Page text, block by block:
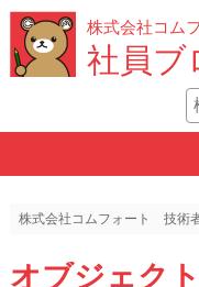
株式会社コム
社員ブ
株式会社コムフォート 技術
オブジェク